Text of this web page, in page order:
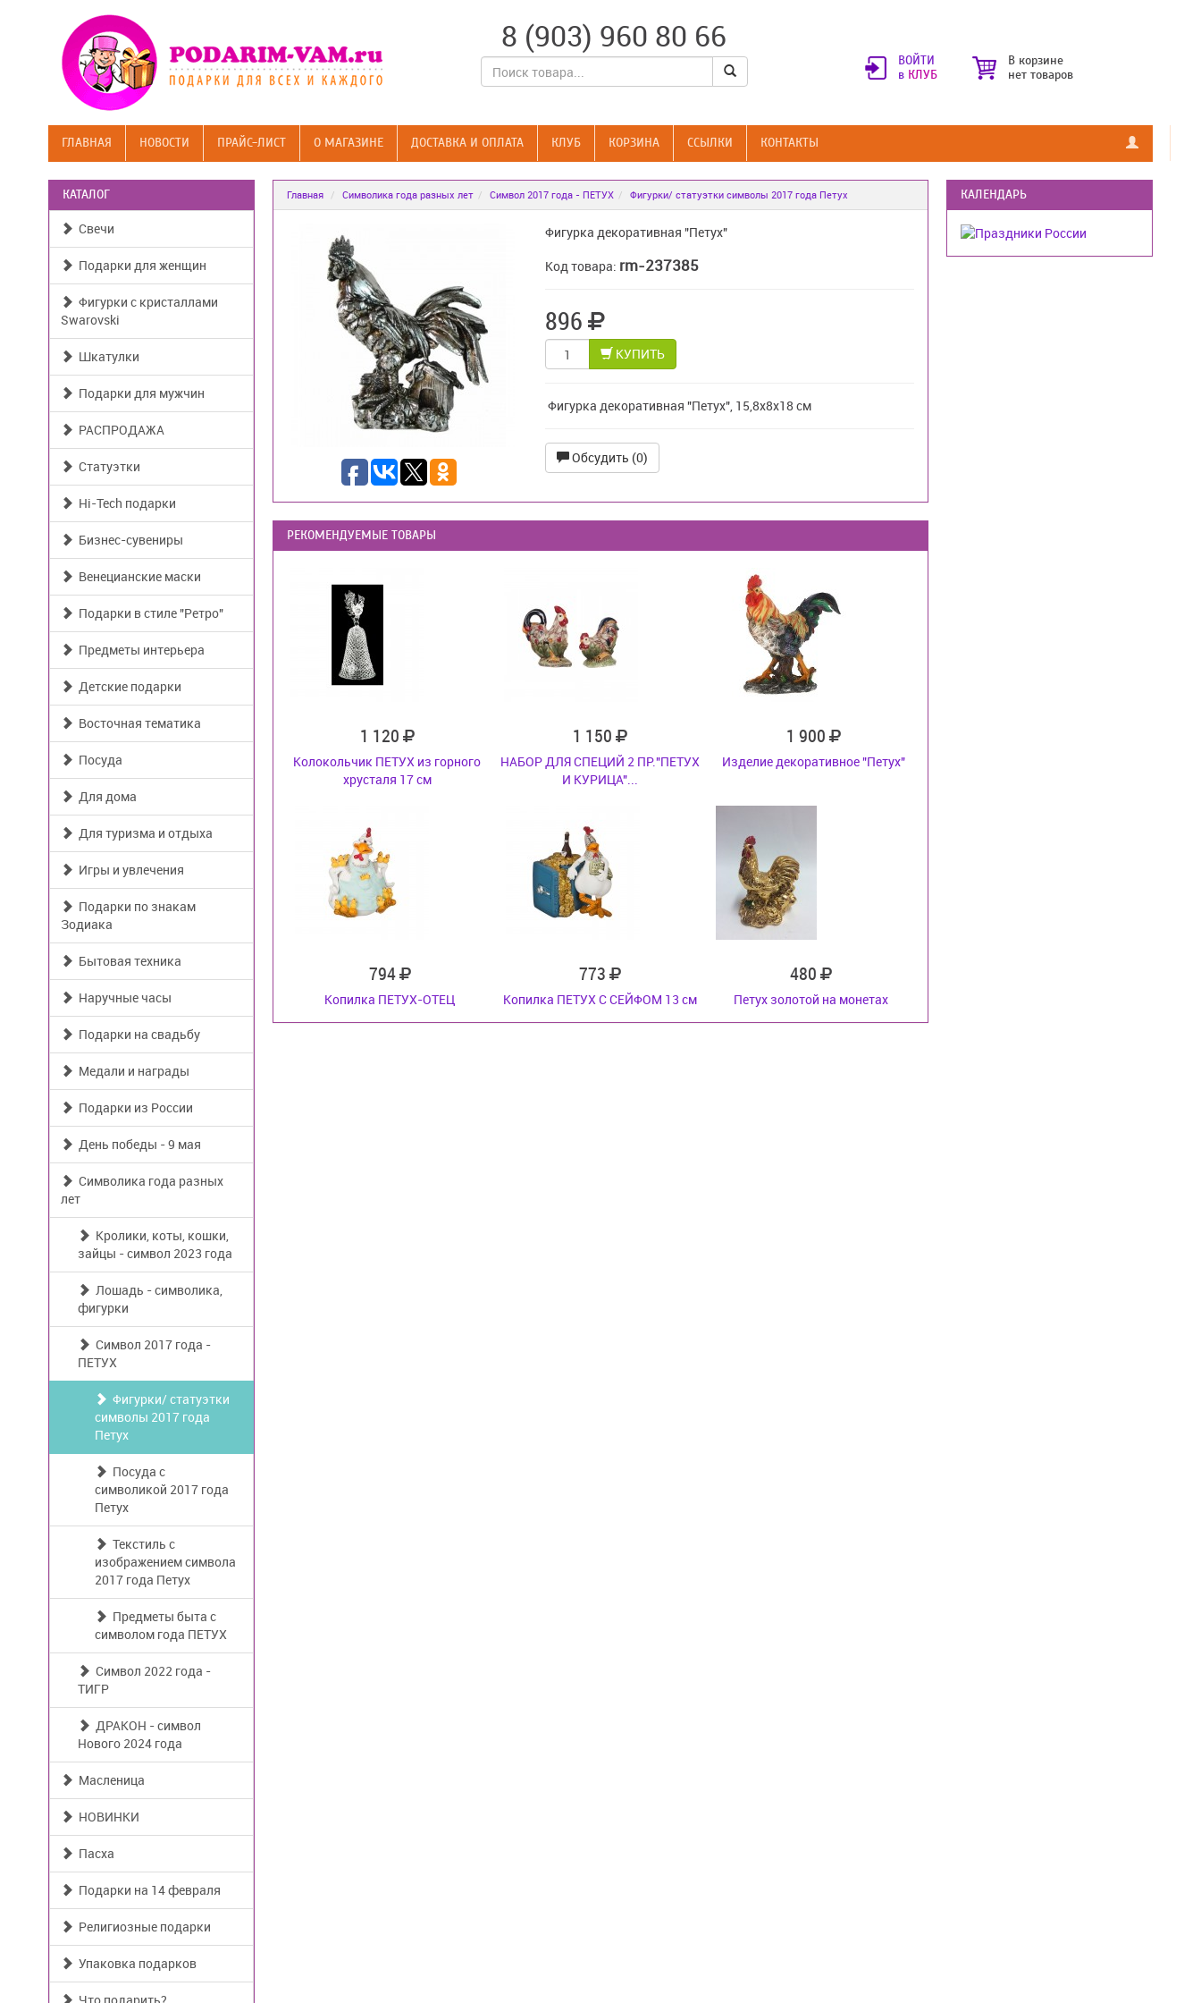
8 (903) 960 80 66
ВОЙТИ
в КЛУБ
В корзине
нет товаров
ГЛАВНАЯ НОВОСТИ ПРАЙС-ЛИСТ О МАГАЗИНЕ ДОСТАВКА И ОПЛАТА КЛУБ КОРЗИНА CСЫЛКИ КОНТАКТЫ
КАТАЛОГ
Свечи
Подарки для женщин
Фигурки с кристаллами
Swarovski
Шкатулки
Подарки для мужчин
РАСПРОДАЖА
Статуэтки
Hi-Tech подарки
Бизнес-сувениры
Венецианские маски
Подарки в стиле "Ретро"
Предметы интерьера
Детские подарки
Восточная тематика
Посуда
Для дома
Для туризма и отдыха
Игры и увлечения
Подарки по знакам
Зодиака
Бытовая техника
Наручные часы
Подарки на свадьбу
Медали и награды
Подарки из России
День победы - 9 мая
Символика года разных
лет
Кролики, коты, кошки,
зайцы - символ 2023 года
Лошадь - символика,
фигурки
Символ 2017 года -
ПЕТУХ
Фигурки/ статуэтки
символы 2017 года
Петух
Посуда с
символикой 2017 года
Петух
Текстиль с
изображением символа
2017 года Петух
Предметы быта с
символом года ПЕТУХ
Символ 2022 года -
ТИГР
ДРАКОН - символ
Нового 2024 года
Масленица
НОВИНКИ
Пасха
Подарки на 14 февраля
Религиозные подарки
Упаковка подарков
Главная Символика года разных лет Символ 2017 года - ПЕТУХ Фигурки/ статуэтки символы 2017 года Петух
Фигурка декоративная "Петух"
Код товара: rm-237385
896
КУПИТЬ
Фигурка декоративная "Петух", 15,8х8х18 см
Обсудить (0)
РЕКОМЕНДУЕМЫЕ ТОВАРЫ
1 120
Колокольчик ПЕТУХ из горного
хрусталя 17 см
1 150
НАБОР ДЛЯ СПЕЦИЙ 2 ПР."ПЕТУХ
И КУРИЦА"...
1 900
Изделие декоративное "Петух"
794
Копилка ПЕТУХ-ОТЕЦ
773
Копилка ПЕТУХ С СЕЙФОМ 13 см
480
Петух золотой на монетах
КАЛЕНДАРЬ